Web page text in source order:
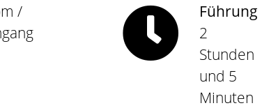
/
Führung
2
Stunden
und 5
Minuten